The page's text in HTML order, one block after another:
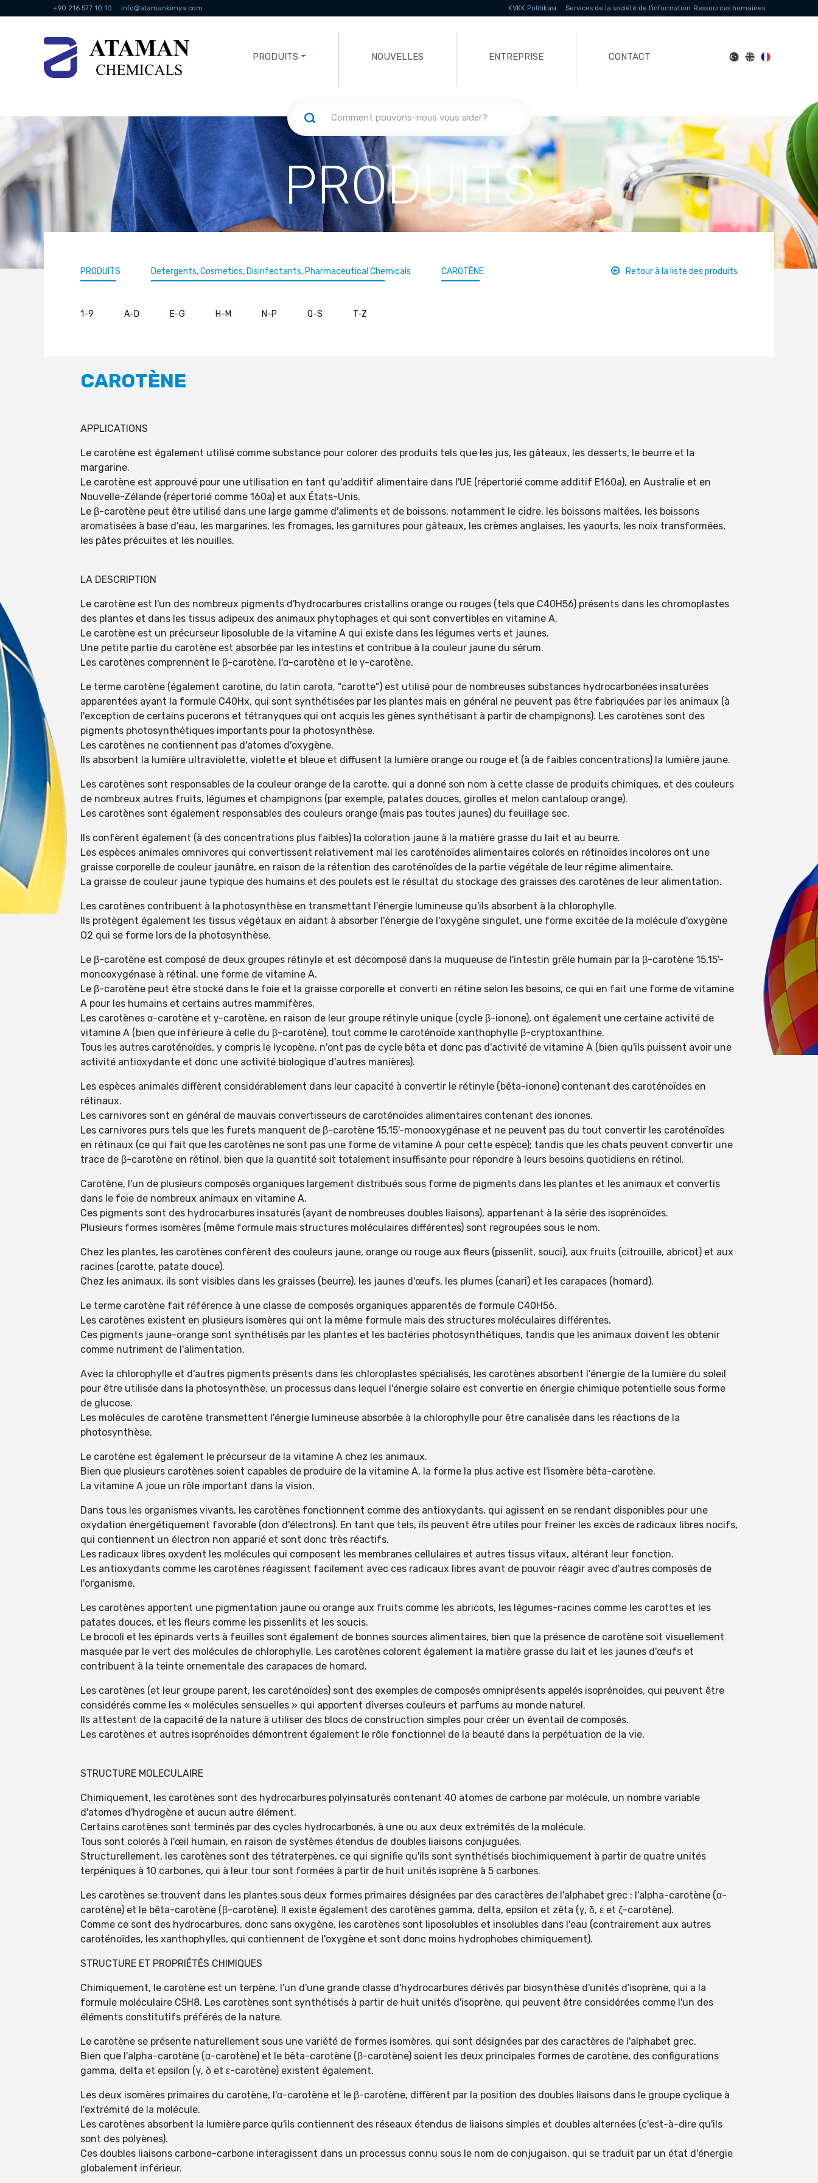
+90 216 577 10 10 info@atamankimya.com KVKK Politikası Services de la société de l'information Ressources humaines
PRODUITS NOUVELLES ENTREPRISE CONTACT
PRODUITS
PRODUITS Detergents, Cosmetics, Disinfectants, Pharmaceutical Chemicals CAROTÈNE Retour à la liste des produits
1-9 A-D E-G H-M N-P Q-S T-Z
CAROTÈNE
APPLICATIONS
Le carotène est également utilisé comme substance pour colorer des produits tels que les jus, les gâteaux, les desserts, le beurre et la
margarine.
Le carotène est approuvé pour une utilisation en tant qu'additif alimentaire dans l'UE (répertorié comme additif E160a), en Australie et en
Nouvelle-Zélande (répertorié comme 160a) et aux États-Unis.
Le β-carotène peut être utilisé dans une large gamme d'aliments et de boissons, notamment le cidre, les boissons maltées, les boissons
aromatisées à base d'eau, les margarines, les fromages, les garnitures pour gâteaux, les crèmes anglaises, les yaourts, les noix transformées,
les pâtes précuites et les nouilles.
LA DESCRIPTION
Le carotène est l'un des nombreux pigments d'hydrocarbures cristallins orange ou rouges (tels que C40H56) présents dans les chromoplastes
des plantes et dans les tissus adipeux des animaux phytophages et qui sont convertibles en vitamine A.
Le carotène est un précurseur liposoluble de la vitamine A qui existe dans les légumes verts et jaunes.
Une petite partie du carotène est absorbée par les intestins et contribue à la couleur jaune du sérum.
Les carotènes comprennent le β-carotène, l'α-carotène et le γ-carotène.
Le terme carotène (également carotine, du latin carota, "carotte") est utilisé pour de nombreuses substances hydrocarbonées insaturées
apparentées ayant la formule C40Hx, qui sont synthétisées par les plantes mais en général ne peuvent pas être fabriquées par les animaux (à
l'exception de certains pucerons et tétranyques qui ont acquis les gènes synthétisant à partir de champignons). Les carotènes sont des
pigments photosynthétiques importants pour la photosynthèse.
Les carotènes ne contiennent pas d'atomes d'oxygène.
Ils absorbent la lumière ultraviolette, violette et bleue et diffusent la lumière orange ou rouge et (à de faibles concentrations) la lumière jaune.
Les carotènes sont responsables de la couleur orange de la carotte, qui a donné son nom à cette classe de produits chimiques, et des couleurs
de nombreux autres fruits, légumes et champignons (par exemple, patates douces, girolles et melon cantaloup orange).
Les carotènes sont également responsables des couleurs orange (mais pas toutes jaunes) du feuillage sec.
Ils confèrent également (à des concentrations plus faibles) la coloration jaune à la matière grasse du lait et au beurre.
Les espèces animales omnivores qui convertissent relativement mal les caroténoïdes alimentaires colorés en rétinoïdes incolores ont une
graisse corporelle de couleur jaunâtre, en raison de la rétention des caroténoïdes de la partie végétale de leur régime alimentaire.
La graisse de couleur jaune typique des humains et des poulets est le résultat du stockage des graisses des carotènes de leur alimentation.
Les carotènes contribuent à la photosynthèse en transmettant l'énergie lumineuse qu'ils absorbent à la chlorophylle.
Ils protègent également les tissus végétaux en aidant à absorber l'énergie de l'oxygène singulet, une forme excitée de la molécule d'oxygène
O2 qui se forme lors de la photosynthèse.
Le β-carotène est composé de deux groupes rétinyle et est décomposé dans la muqueuse de l'intestin grêle humain par la β-carotène 15,15'-
monooxygénase à rétinal, une forme de vitamine A.
Le β-carotène peut être stocké dans le foie et la graisse corporelle et converti en rétine selon les besoins, ce qui en fait une forme de vitamine
A pour les humains et certains autres mammifères.
Les carotènes α-carotène et γ-carotène, en raison de leur groupe rétinyle unique (cycle β-ionone), ont également une certaine activité de
vitamine A (bien que inférieure à celle du β-carotène), tout comme le caroténoïde xanthophylle β-cryptoxanthine.
Tous les autres caroténoïdes, y compris le lycopène, n'ont pas de cycle bêta et donc pas d'activité de vitamine A (bien qu'ils puissent avoir une
activité antioxydante et donc une activité biologique d'autres manières).
Les espèces animales diffèrent considérablement dans leur capacité à convertir le rétinyle (bêta-ionone) contenant des caroténoïdes en
rétinaux.
Les carnivores sont en général de mauvais convertisseurs de caroténoïdes alimentaires contenant des ionones.
Les carnivores purs tels que les furets manquent de β-carotène 15,15'-monooxygénase et ne peuvent pas du tout convertir les caroténoïdes
en rétinaux (ce qui fait que les carotènes ne sont pas une forme de vitamine A pour cette espèce); tandis que les chats peuvent convertir une
trace de β-carotène en rétinol, bien que la quantité soit totalement insuffisante pour répondre à leurs besoins quotidiens en rétinol.
Carotène, l'un de plusieurs composés organiques largement distribués sous forme de pigments dans les plantes et les animaux et convertis
dans le foie de nombreux animaux en vitamine A.
Ces pigments sont des hydrocarbures insaturés (ayant de nombreuses doubles liaisons), appartenant à la série des isoprénoïdes.
Plusieurs formes isomères (même formule mais structures moléculaires différentes) sont regroupées sous le nom.
Chez les plantes, les carotènes confèrent des couleurs jaune, orange ou rouge aux fleurs (pissenlit, souci), aux fruits (citrouille, abricot) et aux
racines (carotte, patate douce).
Chez les animaux, ils sont visibles dans les graisses (beurre), les jaunes d'œufs, les plumes (canari) et les carapaces (homard).
Le terme carotène fait référence à une classe de composés organiques apparentés de formule C40H56.
Les carotènes existent en plusieurs isomères qui ont la même formule mais des structures moléculaires différentes.
Ces pigments jaune-orange sont synthétisés par les plantes et les bactéries photosynthétiques, tandis que les animaux doivent les obtenir
comme nutriment de l'alimentation.
Avec la chlorophylle et d'autres pigments présents dans les chloroplastes spécialisés, les carotènes absorbent l'énergie de la lumière du soleil
pour être utilisée dans la photosynthèse, un processus dans lequel l'énergie solaire est convertie en énergie chimique potentielle sous forme
de glucose.
Les molécules de carotène transmettent l'énergie lumineuse absorbée à la chlorophylle pour être canalisée dans les réactions de la
photosynthèse.
Le carotène est également le précurseur de la vitamine A chez les animaux.
Bien que plusieurs carotènes soient capables de produire de la vitamine A, la forme la plus active est l'isomère bêta-carotène.
La vitamine A joue un rôle important dans la vision.
Dans tous les organismes vivants, les carotènes fonctionnent comme des antioxydants, qui agissent en se rendant disponibles pour une
oxydation énergétiquement favorable (don d'électrons). En tant que tels, ils peuvent être utiles pour freiner les excès de radicaux libres nocifs,
qui contiennent un électron non apparié et sont donc très réactifs.
Les radicaux libres oxydent les molécules qui composent les membranes cellulaires et autres tissus vitaux, altérant leur fonction.
Les antioxydants comme les carotènes réagissent facilement avec ces radicaux libres avant de pouvoir réagir avec d'autres composés de
l'organisme.
Les carotènes apportent une pigmentation jaune ou orange aux fruits comme les abricots, les légumes-racines comme les carottes et les
patates douces, et les fleurs comme les pissenlits et les soucis.
Le brocoli et les épinards verts à feuilles sont également de bonnes sources alimentaires, bien que la présence de carotène soit visuellement
masquée par le vert des molécules de chlorophylle. Les carotènes colorent également la matière grasse du lait et les jaunes d'œufs et
contribuent à la teinte ornementale des carapaces de homard.
Les carotènes (et leur groupe parent, les caroténoïdes) sont des exemples de composés omniprésents appelés isoprénoïdes, qui peuvent être
considérés comme les « molécules sensuelles » qui apportent diverses couleurs et parfums au monde naturel.
Ils attestent de la capacité de la nature à utiliser des blocs de construction simples pour créer un éventail de composés.
Les carotènes et autres isoprénoïdes démontrent également le rôle fonctionnel de la beauté dans la perpétuation de la vie.
STRUCTURE MOLECULAIRE
Chimiquement, les carotènes sont des hydrocarbures polyinsaturés contenant 40 atomes de carbone par molécule, un nombre variable
d'atomes d'hydrogène et aucun autre élément.
Certains carotènes sont terminés par des cycles hydrocarbonés, à une ou aux deux extrémités de la molécule.
Tous sont colorés à l'œil humain, en raison de systèmes étendus de doubles liaisons conjuguées.
Structurellement, les carotènes sont des tétraterpènes, ce qui signifie qu'ils sont synthétisés biochimiquement à partir de quatre unités
terpéniques à 10 carbones, qui à leur tour sont formées à partir de huit unités isoprène à 5 carbones.
Les carotènes se trouvent dans les plantes sous deux formes primaires désignées par des caractères de l'alphabet grec : l'alpha-carotène (α-
carotène) et le bêta-carotène (β-carotène). Il existe également des carotènes gamma, delta, epsilon et zêta (γ, δ, ε et ζ-carotène).
Comme ce sont des hydrocarbures, donc sans oxygène, les carotènes sont liposolubles et insolubles dans l'eau (contrairement aux autres
caroténoïdes, les xanthophylles, qui contiennent de l'oxygène et sont donc moins hydrophobes chimiquement).
STRUCTURE ET PROPRIÉTÉS CHIMIQUES
Chimiquement, le carotène est un terpène, l'un d'une grande classe d'hydrocarbures dérivés par biosynthèse d'unités d'isoprène, qui a la
formule moléculaire C5H8. Les carotènes sont synthétisés à partir de huit unités d'isoprène, qui peuvent être considérées comme l'un des
éléments constitutifs préférés de la nature.
Le carotène se présente naturellement sous une variété de formes isomères, qui sont désignées par des caractères de l'alphabet grec.
Bien que l'alpha-carotène (α-carotène) et le bêta-carotène (β-carotène) soient les deux principales formes de carotène, des configurations
gamma, delta et epsilon (γ, δ et ε-carotène) existent également.
Les deux isomères primaires du carotène, l'α-carotène et le β-carotène, diffèrent par la position des doubles liaisons dans le groupe cyclique à
l'extrémité de la molécule.
Les carotènes absorbent la lumière parce qu'ils contiennent des réseaux étendus de liaisons simples et doubles alternées (c'est-à-dire qu'ils
sont des polyènes).
Ces doubles liaisons carbone-carbone interagissent dans un processus connu sous le nom de conjugaison, qui se traduit par un état d'énergie
globalement inférieur.